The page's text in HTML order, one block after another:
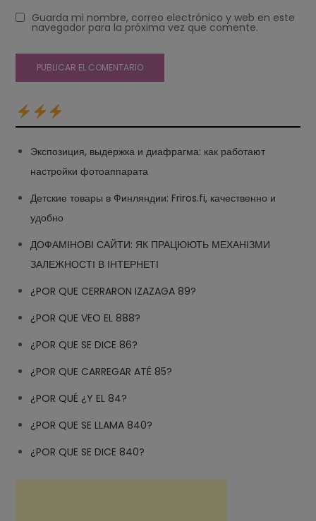
Guarda mi nombre, correo electrónico y web en este
navegador para la próxima vez que comente.
Экспозиция, выдержка и диафрагма: как работают
настройки фотоаппарата
Детские товары в Финляндии: Friros.fi, качественно и
удобно
ДОФАМІНОВІ САЙТИ: ЯК ПРАЦЮЮТЬ МЕХАНІЗМИ
ЗАЛЕЖНОСТІ В ІНТЕРНЕТІ
¿POR QUE CERRARON IZAZAGA 89?
¿POR QUE VEO EL 888?
¿POR QUE SE DICE 86?
¿POR QUE CARREGAR ATÉ 85?
¿POR QUÉ ¿Y EL 84?
¿POR QUE SE LLAMA 840?
¿POR QUE SE DICE 840?